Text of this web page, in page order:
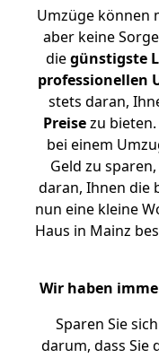
Umzüge können
aber keine
diegünstigste
professionellen
stets daran,
Preisezu
bei einem
Geld zu
daran, Ihnen die
nun eine kleine
Haus in Mainz
Wir haben
Sparen Sie
darum, dass Sie